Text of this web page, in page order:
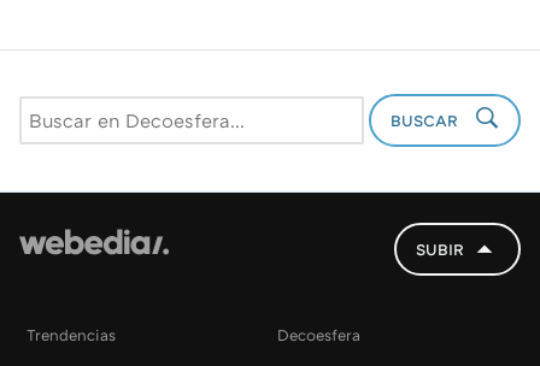
BUSCAR
SUBIR
Trendencias Decoesfera